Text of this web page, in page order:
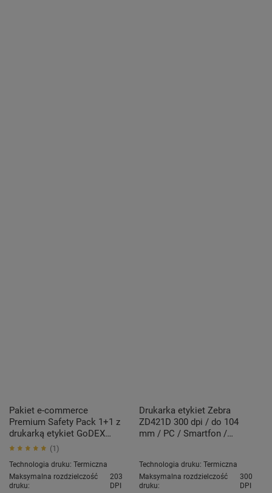
Pakiet e-commerce
Premium Safety Pack 1+1 z
drukarką etykiet GoDEX
DT4x
1
Technologia druku: Termiczna
Maksymalna rozdzielczość
druku:
203
DPI
Drukarka etykiet Zebra
ZD421D 300 dpi / do 104
mm / PC / Smartfon /
Technologia druku: Termiczna
Maksymalna rozdzielczość
druku:
300
DPI